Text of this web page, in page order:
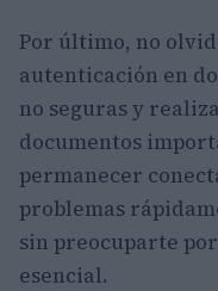
Por último, no
autenticación en
no seguras y
documentos
permanecer
problemas
sin preocuparte
esencial.